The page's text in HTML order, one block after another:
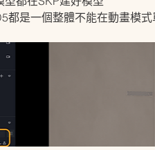
都是一個整體不能在動畫模式